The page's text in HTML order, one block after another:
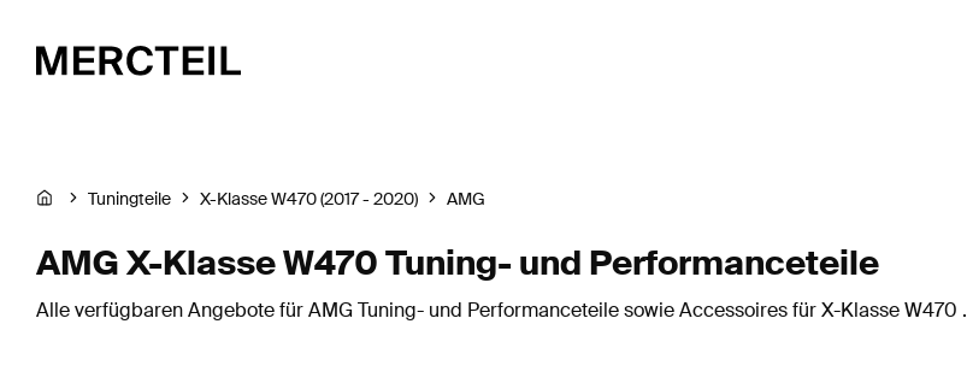
Tuningteile X-Klasse W470 (2017 - 2020) AMG
AMG X-Klasse W470 Tuning- und Performanceteile
Alle verfügbaren Angebote für AMG Tuning- und Performanceteile sowie Accessoires für X-Klasse W470 .